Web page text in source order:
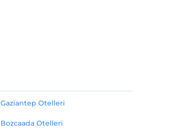
Gaziantep Otelleri
Bozcaada Otelleri